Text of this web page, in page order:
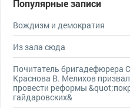
Популярные записи
Вождизм и демократия
Из зала сюда
Почитатель бригадефюрера
Краснова В. Мелихов призвал
провести реформы
гайдаровских&